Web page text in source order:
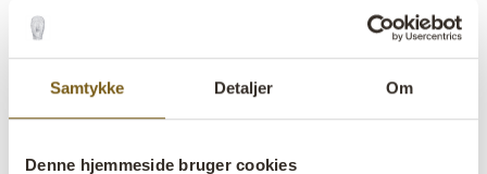
Samtykke Detaljer Om
Denne hjemmeside bruger cookies
ejendomsmæglerkontor« siger Jette Gudiksen.